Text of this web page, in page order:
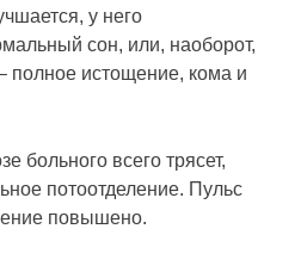
у него
сон, или, наоборот,
полное истощение, кома и
больного всего трясет,
потоотделение. Пульс
повышено.